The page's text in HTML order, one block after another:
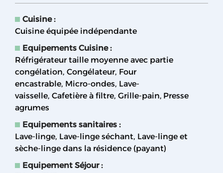
Cuisine:
Cuisine équipée indépendante
Equipements Cuisine:
Réfrigérateur taille moyenne avec partie
congélation Congélateur Four
encastrable Micro-ondes Lave-
vaisselle Cafetière à filtre Grille-pain Presse
agrumes
Equipements sanitaires :
Lave-linge Lave-linge séchant Lave-linge et
sèche-linge dans la résidence (payant)
Equipement Séjour: